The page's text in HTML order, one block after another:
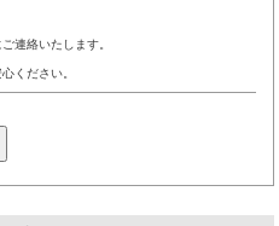
連絡いたします。
ください。